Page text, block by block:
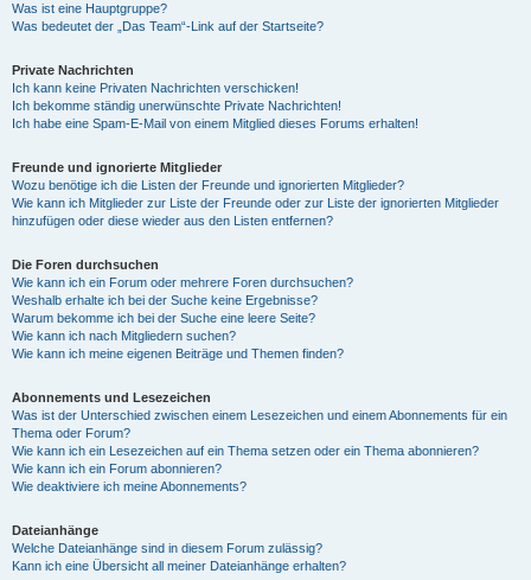
Was ist eine Hauptgruppe?
Was bedeutet der „Das Team“-Link auf der Startseite?
Private Nachrichten
Ich kann keine Privaten Nachrichten verschicken!
Ich bekomme ständig unerwünschte Private Nachrichten!
Ich habe eine Spam-E-Mail von einem Mitglied dieses Forums erhalten!
Freunde und ignorierte Mitglieder
Wozu benötige ich die Listen der Freunde und ignorierten Mitglieder?
Wie kann ich Mitglieder zur Liste der Freunde oder zur Liste der ignorierten Mitglieder
hinzufügen oder diese wieder aus den Listen entfernen?
Die Foren durchsuchen
Wie kann ich ein Forum oder mehrere Foren durchsuchen?
Weshalb erhalte ich bei der Suche keine Ergebnisse?
Warum bekomme ich bei der Suche eine leere Seite?
Wie kann ich nach Mitgliedern suchen?
Wie kann ich meine eigenen Beiträge und Themen finden?
Abonnements und Lesezeichen
Was ist der Unterschied zwischen einem Lesezeichen und einem Abonnements für ein
Thema oder Forum?
Wie kann ich ein Lesezeichen auf ein Thema setzen oder ein Thema abonnieren?
Wie kann ich ein Forum abonnieren?
Wie deaktiviere ich meine Abonnements?
Dateianhänge
Welche Dateianhänge sind in diesem Forum zulässig?
Kann ich eine Übersicht all meiner Dateianhänge erhalten?